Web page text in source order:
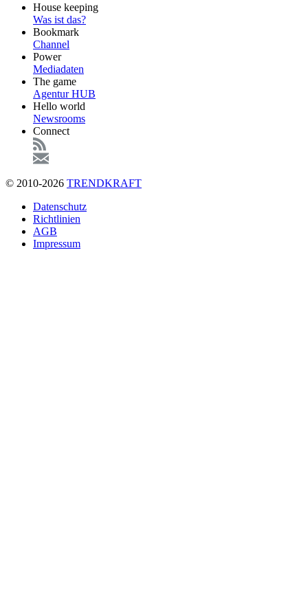
FooterHouse keeping
Was ist das?
Bookmark
Channel
Power
Mediadaten
The game
Agentur HUB
Hello world
Newsrooms
Connect
© 2010-2026 TRENDKRAFT
FußzeileDatenschutz
Richtlinien
AGB
Impressum